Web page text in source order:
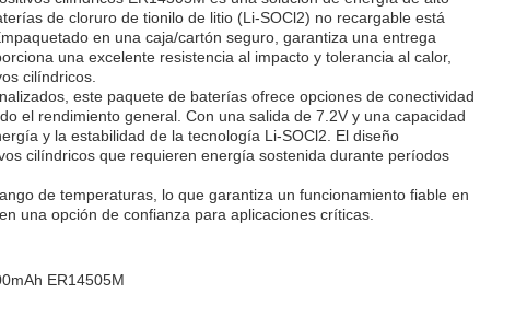
de cloruro de tionilo de litio (Li-SOCl2) no recargable está
en una caja/cartón seguro, garantiza una entrega
una excelente resistencia al impacto y tolerancia al calor,
cilíndricos.
este paquete de baterías ofrece opciones de conectividad
el rendimiento general. Con una salida de 7.2V y una capacidad
y la estabilidad de la tecnología Li-SOCl2. El diseño
cilíndricos que requieren energía sostenida durante períodos
de temperaturas, lo que garantiza un funcionamiento fiable en
una opción de confianza para aplicaciones críticas.
ER14505M